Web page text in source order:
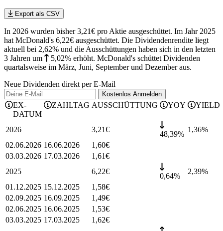
Export als CSV
In 2026 wurden bisher 3,21€ pro Aktie ausgeschüttet. Im Jahr 2025
hat McDonald's 6,22€ ausgeschüttet. Die Dividendenrendite liegt
aktuell bei 2,62% und die Ausschüttungen haben sich in den letzten
3 Jahren um 5,02% erhöht. McDonald's schüttet Dividenden
quartalsweise im März, Juni, September und Dezember aus.
Neue Dividenden direkt per E-Mail
Kostenlos Anmelden
EX-
DATUM
ZAHLTAG AUSSCHÜTTUNG YOY YIELD
2026 3,21€
48,39%
1,36%
02.06.2026 16.06.2026 1,60€
03.03.2026 17.03.2026 1,61€
2025
6,22€
0,64%
2,39%
01.12.2025 15.12.2025 1,58€
02.09.2025 16.09.2025 1,49€
02.06.2025 16.06.2025 1,53€
03.03.2025 17.03.2025 1,62€